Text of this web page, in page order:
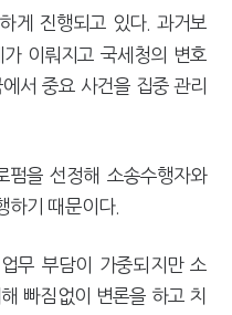
게 진행되고 있다. 과거보
이뤄지고 국세청의 변호
서 중요 사건을 집중 관리
펌을 선정해 소송수행자와
하기 때문이다.
무 부담이 가중되지만 소
빠짐없이 변론을 하고 치